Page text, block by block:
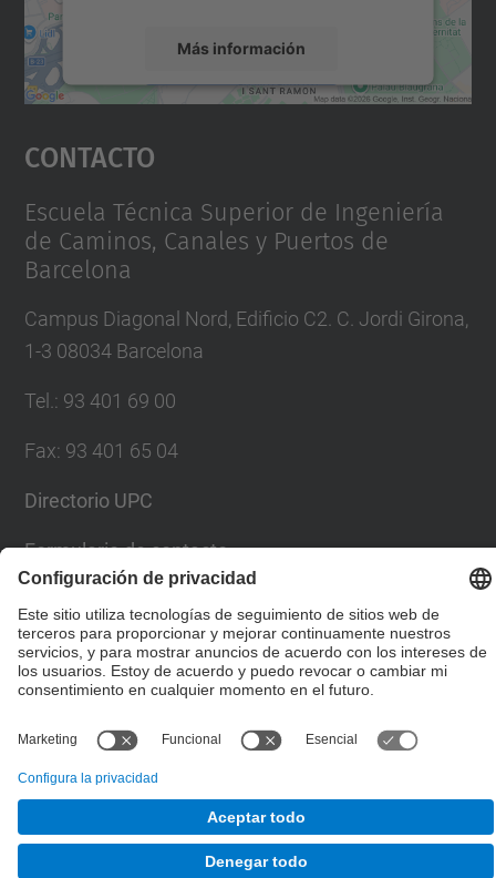
Más información
Aceptar
powered by
Contacto
Escuela Técnica Superior de Ingeniería
de Caminos, Canales y Puertos de
Barcelona
Campus Diagonal Nord, Edificio C2. C. Jordi Girona,
1-3 08034 Barcelona
Tel. : 93 401 69 00
Fax: 93 401 65 04
Directorio UPC
Formulario de contacto
© UPCEscuela Técnica Superior de Ingenieros de Caminos,
Canales y Puertos de Barcelona
Mapa del Sitio
Aviso legal
Configuración de privacidad